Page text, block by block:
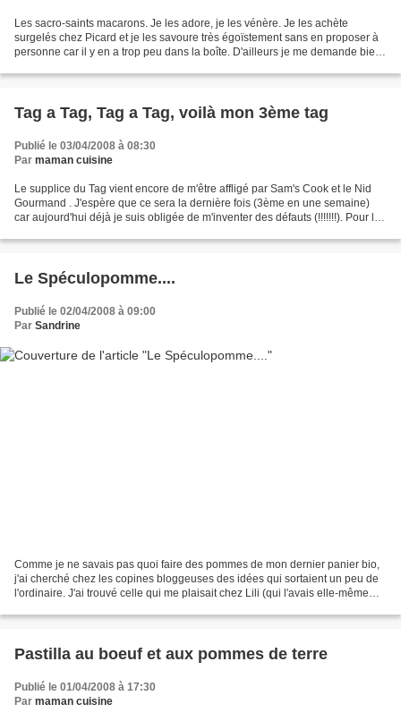
Les sacro-saints macarons. Je les adore, je les vénère. Je les achète
surgelés chez Picard et je les savoure très égoïstement sans en proposer à
personne car il y en a trop peu dans la boîte. D'ailleurs je me demande bien
Tag a Tag, Tag a Tag, voilà mon 3ème tag
Publié le 03/04/2008 à 08:30
Par maman cuisine
Le supplice du Tag vient encore de m'être affligé par Sam's Cook et le Nid
Gourmand . J'espère que ce sera la dernière fois (3ème en une semaine)
car aujourd'hui déjà je suis obligée de m'inventer des défauts (!!!!!!!). Pour le
Le Spéculopomme....
Publié le 02/04/2008 à 09:00
Par Sandrine
Comme je ne savais pas quoi faire des pommes de mon dernier panier bio,
j'ai cherché chez les copines bloggeuses des idées qui sortaient un peu de
l'ordinaire. J'ai trouvé celle qui me plaisait chez Lili (qui l'avais elle-même
Pastilla au boeuf et aux pommes de terre
Publié le 01/04/2008 à 17:30
Par maman cuisine